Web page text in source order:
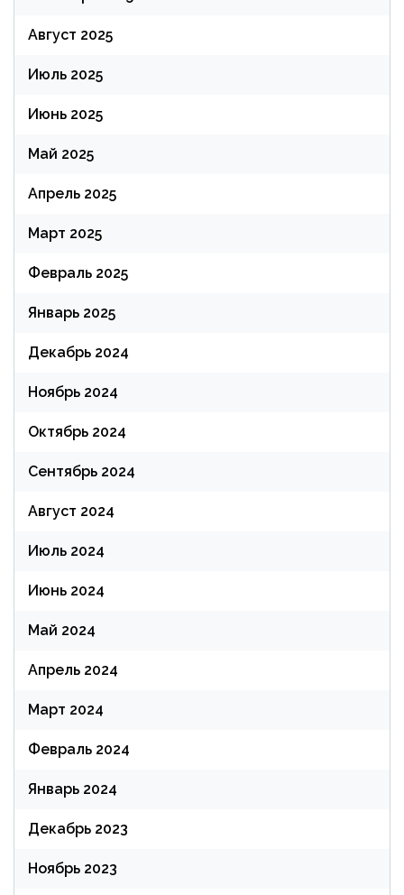
Август 2025
Июль 2025
Июнь 2025
Май 2025
Апрель 2025
Март 2025
Февраль 2025
Январь 2025
Декабрь 2024
Ноябрь 2024
Октябрь 2024
Сентябрь 2024
Август 2024
Июль 2024
Июнь 2024
Май 2024
Апрель 2024
Март 2024
Февраль 2024
Январь 2024
Декабрь 2023
Ноябрь 2023